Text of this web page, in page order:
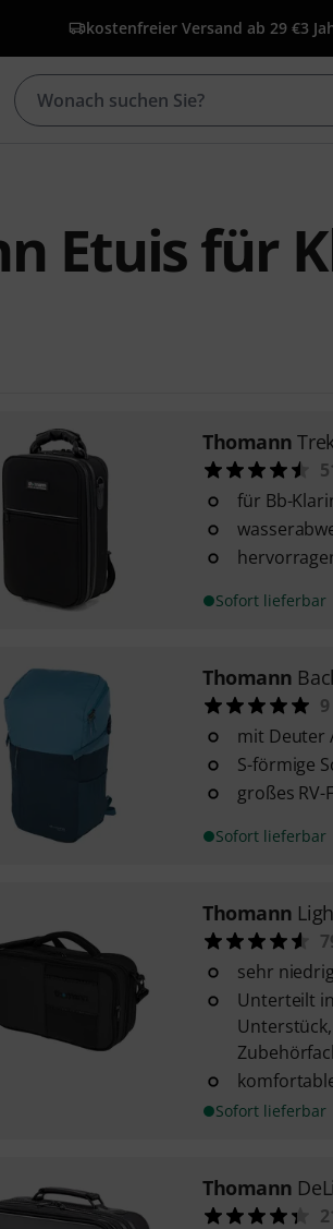
kostenfreier Versand ab 29 €3
Etuis für
Thomann
für Bb-
Sofort lieferbar
Thomann
9
mit Deuter
S-förmige
großes
Sofort lieferbar
Thomann
sehr
Unterteilt
Sofort lieferbar
Thomann